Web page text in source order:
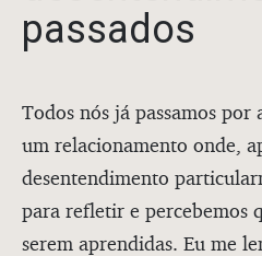
passados
Todos nós já passamos por
um relacionamento onde,
desentendimento
para refletir e percebemos
serem aprendidas. Eu me